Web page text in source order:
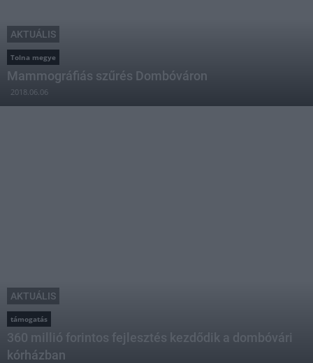
AKTUÁLIS
Tolna megye
Mammográfiás szűrés Dombóváron
2018.06.06
AKTUÁLIS
támogatás
360 millió forintos fejlesztés kezdődik a dombóvári
kórházban